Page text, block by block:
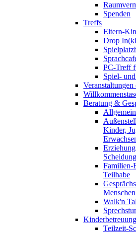
Spenden
Treffs
Eltern-
Drop
PC-Treff
Spiel-
Beratung &
Kinder,
Familien-
Teilhabe
Walk'n
Kinderbetreuung
Teilzeit-